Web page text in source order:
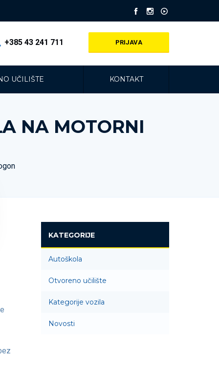
+385 43 241 711 PRIJAVA
UČILIŠTE KONTAKT
NA MOTORNI
KATEGORIJE
Autoškola
Otvoreno učilište
Kategorije vozila
Novosti